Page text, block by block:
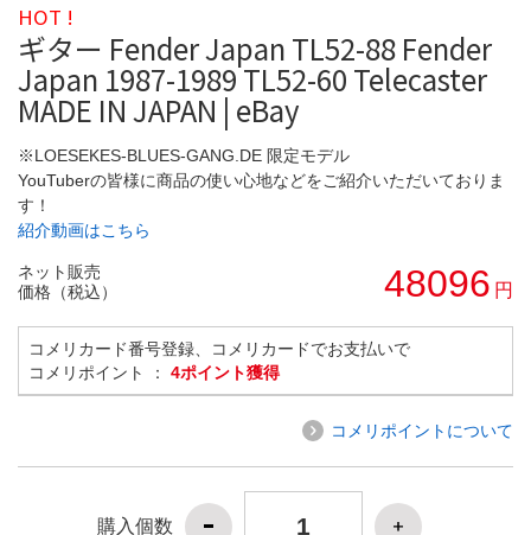
HOT !
ギター Fender Japan TL52-88 Fender
Japan 1987-1989 TL52-60 Telecaster
MADE IN JAPAN | eBay
※LOESEKES-BLUES-GANG.DE 限定モデル
YouTuberの皆様に商品の使い心地などをご紹介いただいておりま
す！
紹介動画はこちら
ネット販売
価格（税込）
48096 円
コメリカード番号登録、コメリカードでお支払いで
コメリポイント ： 4ポイント獲得
コメリポイントについて
購入個数